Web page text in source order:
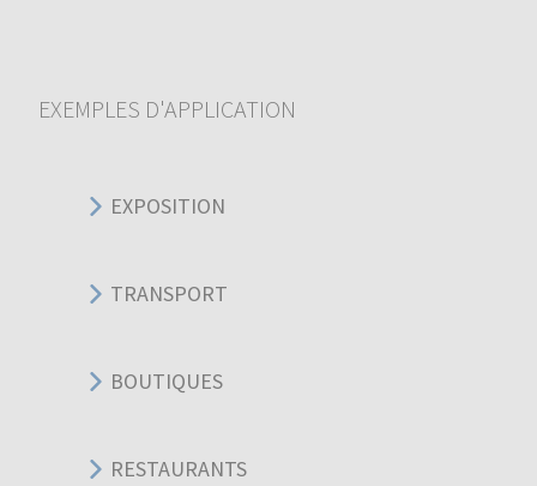
EXEMPLES D'APPLICATION
EXPOSITION
TRANSPORT
BOUTIQUES
RESTAURANTS